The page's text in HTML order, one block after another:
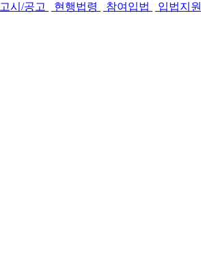
고시/공고 현행법령 참여입법
입법지원